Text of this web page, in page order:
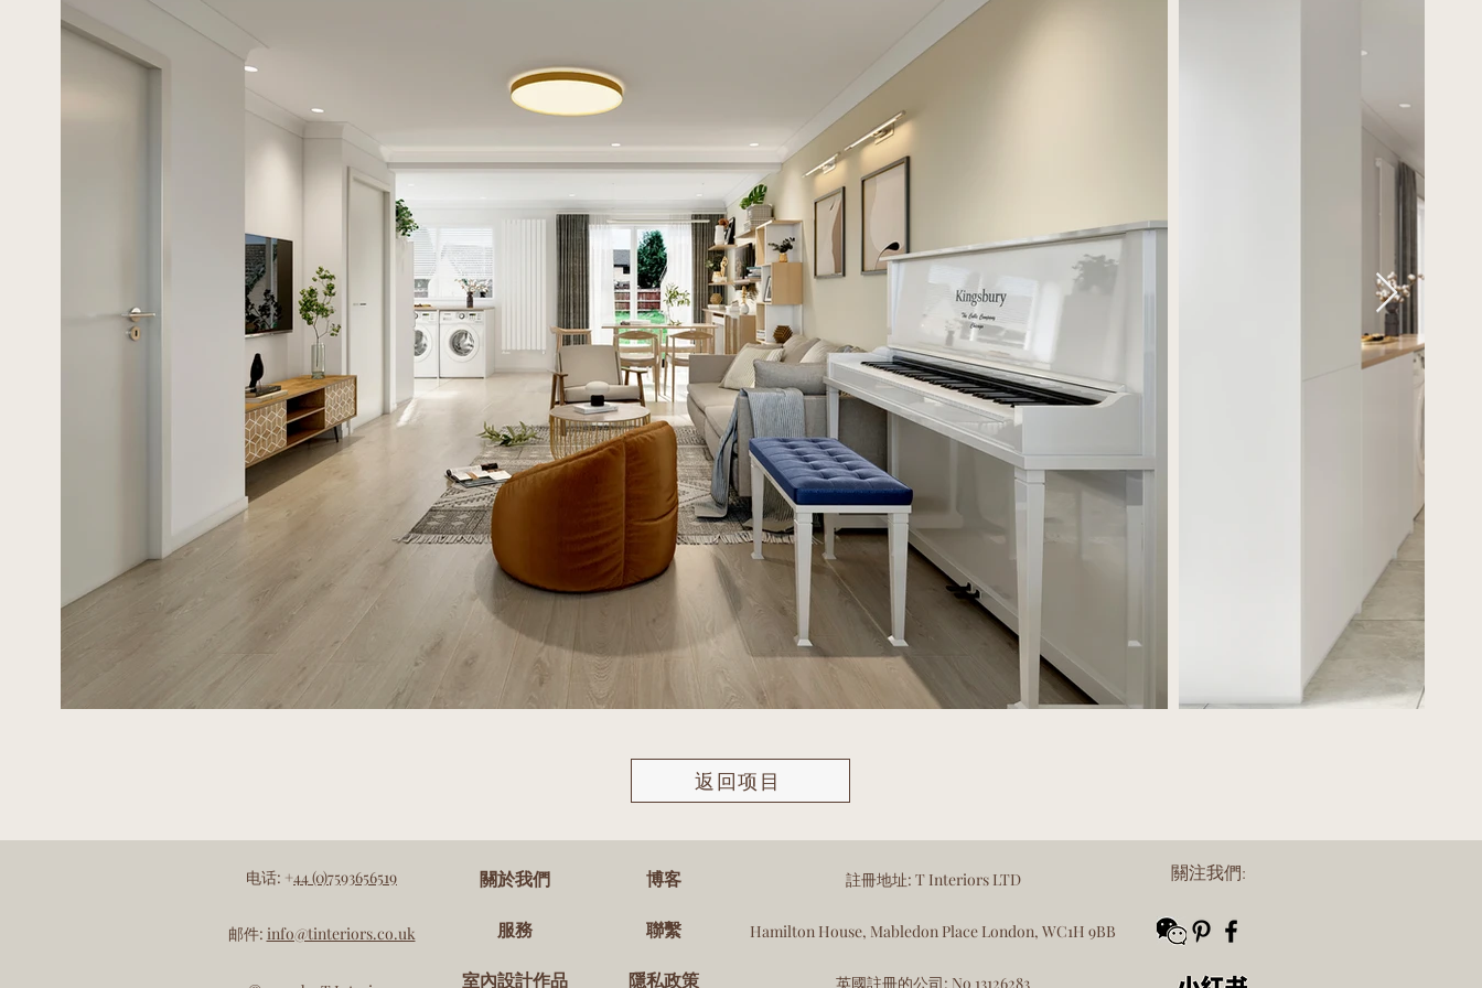
返回项目
电话: +44 (0)7593656519
邮件: info@tinteriors.co.uk
關於我們
服務
室內設計作品
博客
聯繫
隱私政策
註冊地址: T Interiors LTD
Hamilton House, Mabledon Place London, WC1H 9BB
英國註冊的公司: No 13126283
關注我們: